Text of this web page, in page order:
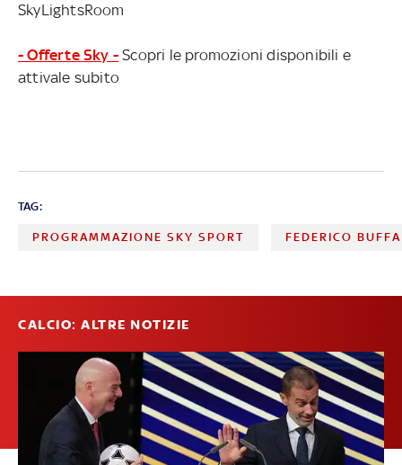
SkyLightsRoom
- Offerte Sky - Scopri le promozioni disponibili e
attivale subito
TAG:
PROGRAMMAZIONE SKY SPORT FEDERICO BUFFA
CALCIO: ALTRE NOTIZIE